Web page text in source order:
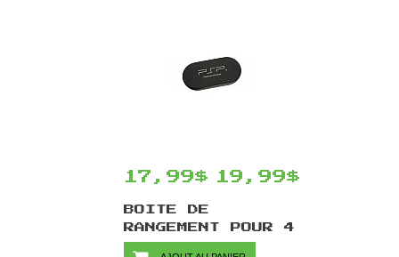
17,99$ 19,99$
BOITE DE
RANGEMENT POUR 4
UMD OFFICIEL